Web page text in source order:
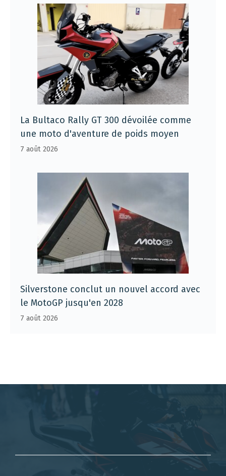
La Bultaco Rally GT 300 dévoilée comme
une moto d'aventure de poids moyen
7 août 2026
Silverstone conclut un nouvel accord avec
le MotoGP jusqu'en 2028
7 août 2026